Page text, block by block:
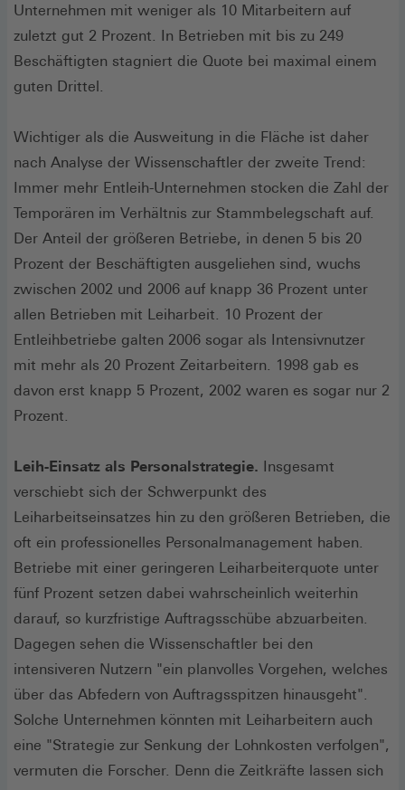
Unternehmen mit weniger als 10 Mitarbeitern auf
zuletzt gut 2 Prozent. In Betrieben mit bis zu 249
Beschäftigten stagniert die Quote bei maximal einem
guten Drittel.
Wichtiger als die Ausweitung in die Fläche ist daher
nach Analyse der Wissenschaftler der zweite Trend:
Immer mehr Entleih-Unternehmen stocken die Zahl der
Temporären im Verhältnis zur Stammbelegschaft auf.
Der Anteil der größeren Betriebe, in denen 5 bis 20
Prozent der Beschäftigten ausgeliehen sind, wuchs
zwischen 2002 und 2006 auf knapp 36 Prozent unter
allen Betrieben mit Leiharbeit. 10 Prozent der
Entleihbetriebe galten 2006 sogar als Intensivnutzer
mit mehr als 20 Prozent Zeitarbeitern. 1998 gab es
davon erst knapp 5 Prozent, 2002 waren es sogar nur 2
Prozent.
Leih-Einsatz als Personalstrategie. Insgesamt
verschiebt sich der Schwerpunkt des
Leiharbeitseinsatzes hin zu den größeren Betrieben, die
oft ein professionelles Personalmanagement haben.
Betriebe mit einer geringeren Leiharbeiterquote unter
fünf Prozent setzen dabei wahrscheinlich weiterhin
darauf, so kurzfristige Auftragsschübe abzuarbeiten.
Dagegen sehen die Wissenschaftler bei den
intensiveren Nutzern "ein planvolles Vorgehen, welches
über das Abfedern von Auftragsspitzen hinausgeht".
Solche Unternehmen könnten mit Leiharbeitern auch
eine "Strategie zur Senkung der Lohnkosten verfolgen",
vermuten die Forscher. Denn die Zeitkräfte lassen sich